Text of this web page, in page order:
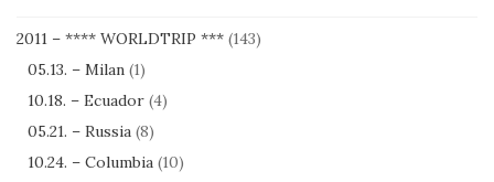
2011 – **** WORLDTRIP *** (143)
05.13. – Milan (1)
10.18. – Ecuador (4)
05.21. – Russia (8)
10.24. – Columbia (10)